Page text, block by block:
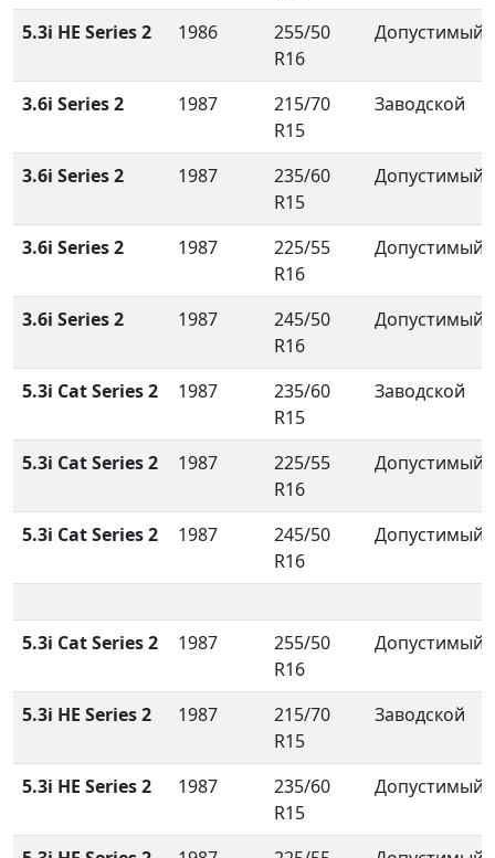
5.3i HE Series 2 1986
255/50
R16
Допустимый
3.6i Series 2 1987
215/70
R15
Заводской
3.6i Series 2 1987
235/60
R15
Допустимый
3.6i Series 2 1987
225/55
R16
Допустимый
3.6i Series 2 1987
245/50
R16
Допустимый
5.3i Cat Series 2 1987
235/60
R15
Заводской
5.3i Cat Series 2 1987
225/55
R16
Допустимый
5.3i Cat Series 2 1987
245/50
R16
Допустимый
5.3i Cat Series 2 1987
255/50
R16
Допустимый
5.3i HE Series 2 1987
215/70
R15
Заводской
5.3i HE Series 2 1987
235/60
R15
Допустимый